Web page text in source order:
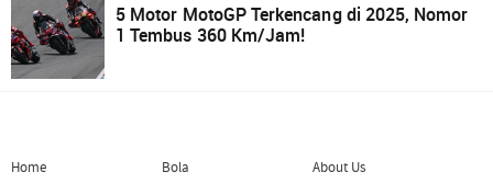
5 Motor MotoGP Terkencang di 2025, Nomor
1 Tembus 360 Km/Jam!
Home
Bola
About Us